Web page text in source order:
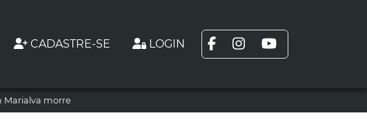
CADASTRE-SE LOGIN
Marialva morre